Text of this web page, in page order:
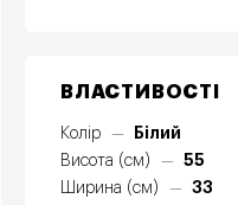
ВЛАСТИВОСТІ
Колір —
Білий
Висота (см)
—
55
Ширина (см)
—
33